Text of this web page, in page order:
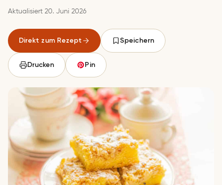
Aktualisiert 20. Juni 2026
Direkt zum Rezept Speichern
Drucken Pin